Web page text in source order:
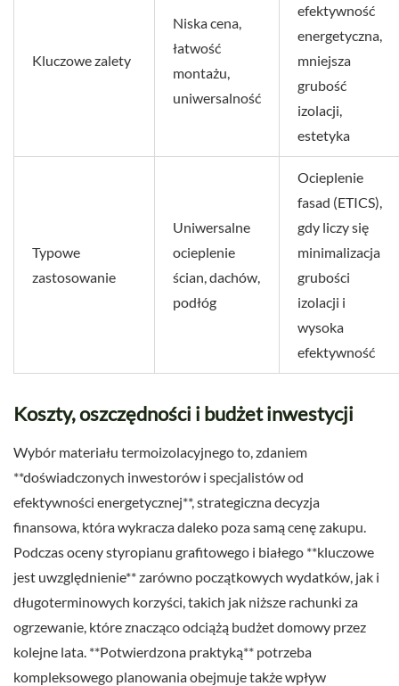
Kluczowe zalety
Niska cena,
łatwość
montażu,
uniwersalność
efektywność
energetyczna,
mniejsza
grubość
izolacji,
estetyka
Typowe
zastosowanie
Uniwersalne
ocieplenie
ścian, dachów,
podłóg
Ocieplenie
fasad (ETICS),
gdy liczy się
minimalizacja
grubości
izolacji i
wysoka
efektywność
Koszty, oszczędności i budżet inwestycji
Wybór materiału termoizolacyjnego to, zdaniem
**doświadczonych inwestorów i specjalistów od
efektywności energetycznej**, strategiczna decyzja
finansowa, która wykracza daleko poza samą cenę zakupu.
Podczas oceny styropianu grafitowego i białego **kluczowe
jest uwzględnienie** zarówno początkowych wydatków, jak i
długoterminowych korzyści, takich jak niższe rachunki za
ogrzewanie, które znacząco odciążą budżet domowy przez
kolejne lata. **Potwierdzona praktyką** potrzeba
kompleksowego planowania obejmuje także wpływ